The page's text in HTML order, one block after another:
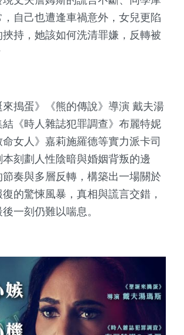
自己也遭逢車禍意外，女兒更陷
挾持，她該如何洗清罪嫌，反轉被
搗蛋》《熊的傳說》導演 戴夫湯
《時人雜誌犯罪調查》布麗特妮
女人》嘉莉施羅德等實力派卡司
刻劃人性陰暗與婚姻背叛的邊
奏與多層反轉，構築出一場關於
的驚悚風暴，真相與謊言交錯，
一刻仍難以喘息。